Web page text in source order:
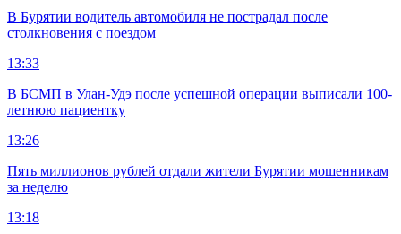
В Бурятии водитель автомобиля не пострадал после
столкновения с поездом
13:33
В БСМП в Улан-Удэ после успешной операции выписали 100-
летнюю пациентку
13:26
Пять миллионов рублей отдали жители Бурятии мошенникам
за неделю
13:18